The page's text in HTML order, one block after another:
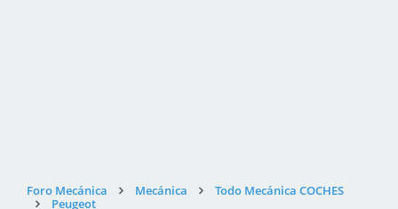
Foro Mecánica Mecánica
Todo Mecánica COCHES
Peugeot